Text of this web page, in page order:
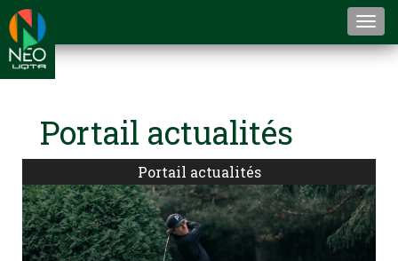
Portail actualités
Portail actualités